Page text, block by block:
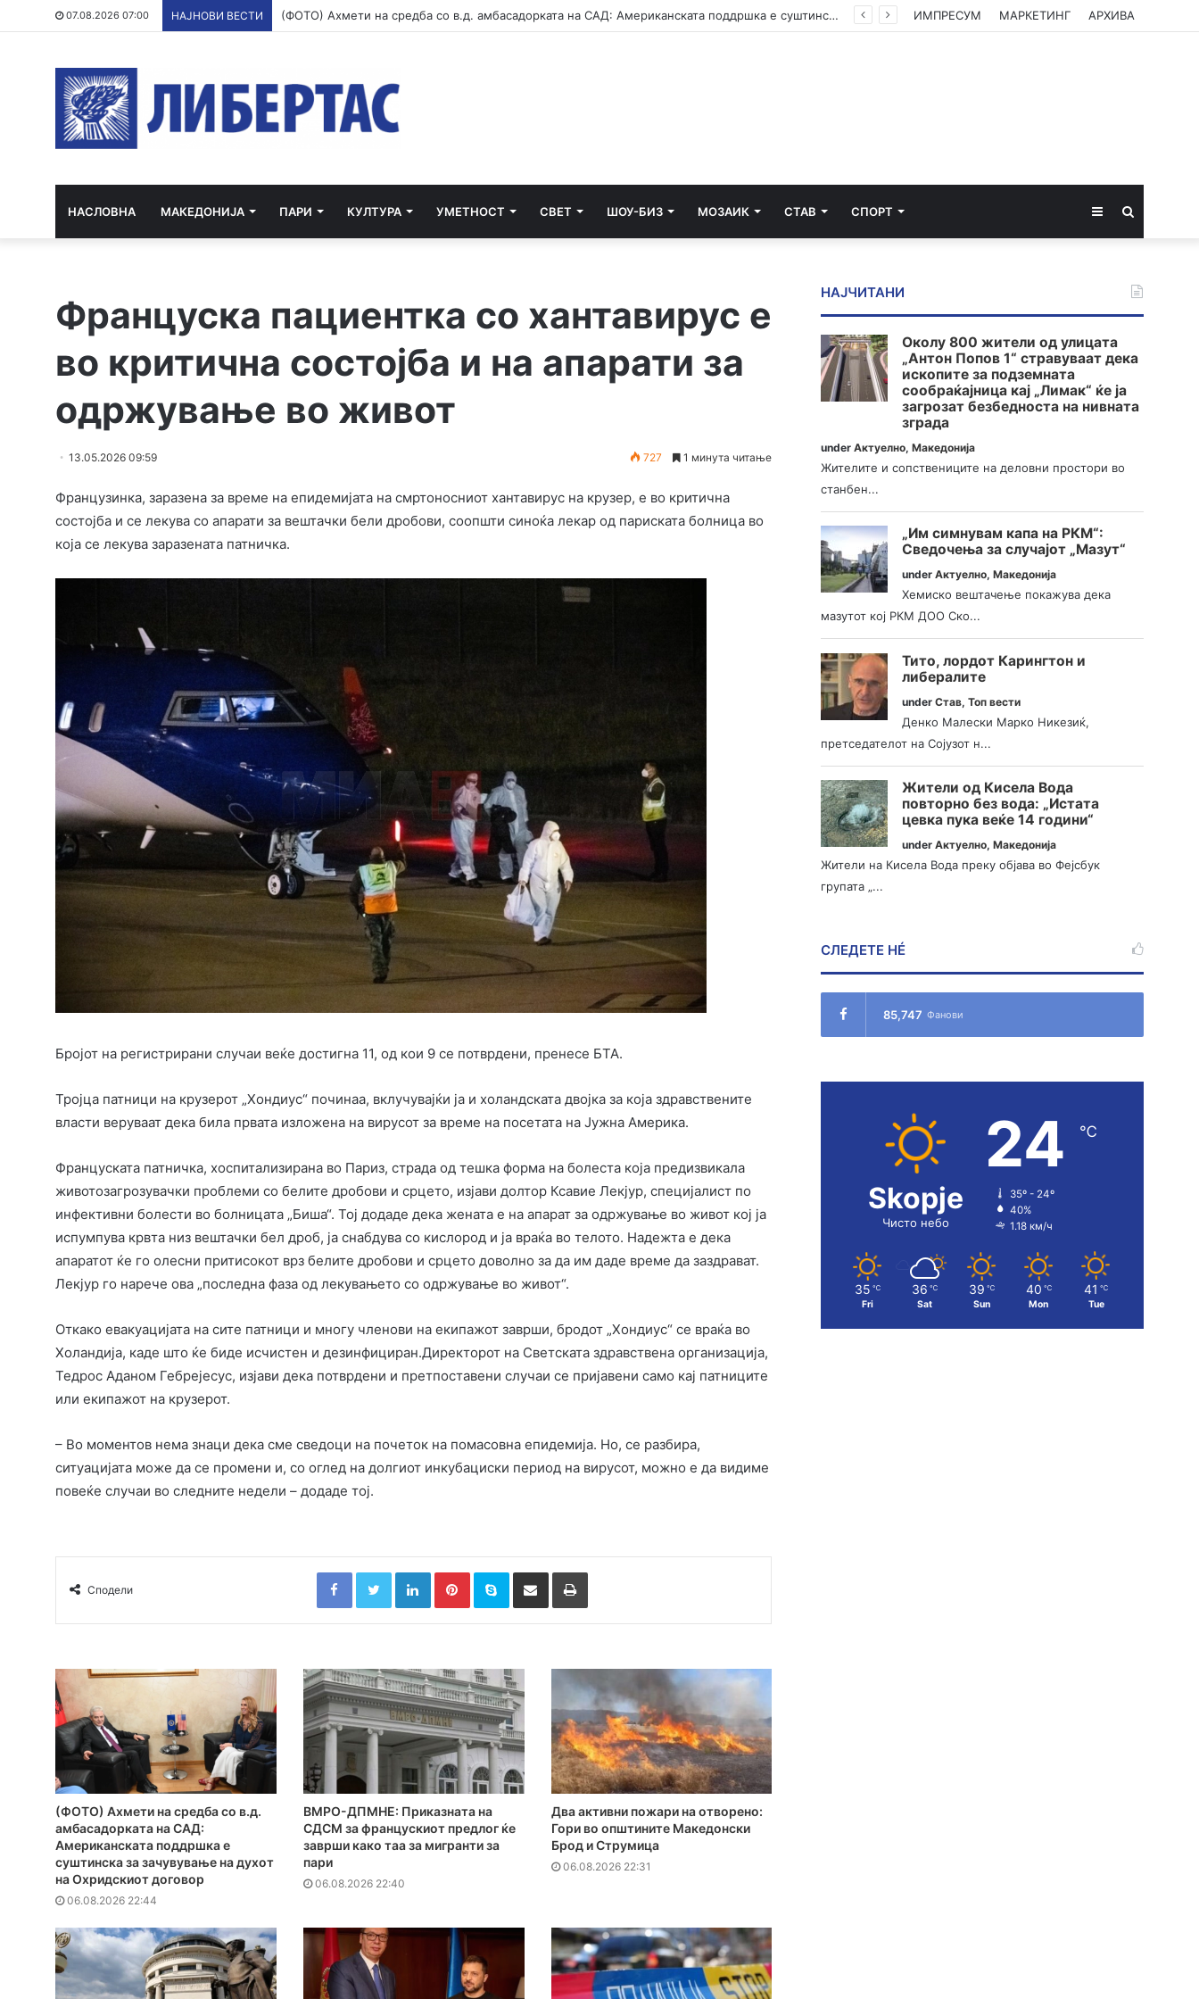
07.08.2026 07:00 НАЈНОВИ ВЕСТИ (ФОТО) Ахмети на средба со в.д. амбасадорката на САД: Американската поддршка е суштинска за зачувување на духот на Охридскиот договор ИМПРЕСУМ МАРКЕТИНГ АРХИВА
НАСЛОВНА МАКЕДОНИЈА ПАРИ КУЛТУРА УМЕТНОСТ СВЕТ ШОУ-БИЗ МОЗАИК СТАВ СПОРТ Sidebar
Француска пациентка со хантавирус e
во критична состојба и на апарати за
одржување во живот
13.05.2026 09:59 727 1 минута читање
Французинка, заразена за време на епидемијата на смртоносниот хантавирус на крузер, е во критична
состојба и се лекува со апарати за вештачки бели дробови, соопшти синоќа лекар од париската болница во
која се лекува заразената патничка.
Бројот на регистрирани случаи веќе достигна 11, од кои 9 се потврдени, пренесе БТА.
Тројца патници на крузерот „Хондиус“ починаа, вклучувајќи ја и холандската двојка за која здравствените
власти веруваат дека била првата изложена на вирусот за време на посетата на Јужна Америка.
Француската патничка, хоспитализирана во Париз, страда од тешка форма на болеста која предизвикала
животозагрозувачки проблеми со белите дробови и срцето, изјави долтор Ксавие Лекјур, специјалист по
инфективни болести во болницата „Биша“. Тој додаде дека жената е на апарат за одржување во живот кој ја
испумпува крвта низ вештачки бел дроб, ја снабдува со кислород и ја враќа во телото. Надежта е дека
апаратот ќе го олесни притисокот врз белите дробови и срцето доволно за да им даде време да заздрават.
Лекјур го нарече ова „последна фаза од лекувањето со одржување во живот“.
Откако евакуацијата на сите патници и многу членови на екипажот заврши, бродот „Хондиус“ се враќа во
Холандија, каде што ќе биде исчистен и дезинфициран.Директорот на Светската здравствена организација,
Тедрос Аданом Гебрејесус, изјави дека потврдени и претпоставени случаи се пријавени само кај патниците
или екипажот на крузерот.
– Во моментов нема знаци дека сме сведоци на почеток на помасовна епидемија. Но, се разбира,
ситуацијата може да се промени и, со оглед на долгиот инкубациски период на вирусот, можно е да видиме
повеќе случаи во следните недели – додаде тој.
Сподели
FacebookTwitterLinkedInPinterestSkype Сподели преку Е-маил Испринтај
(ФОТО) Ахмети на средба со в.д.
амбасадорката на САД:
Американската поддршка е
суштинска за зачувување на духот
на Охридскиот договор
06.08.2026 22:44
ВМРО-ДПМНЕ: Приказната на
СДСМ за францускиот предлог ќе
заврши како таа за мигранти за
пари
06.08.2026 22:40
Два активни пожари на отворено:
Гори во општините Македонски
Брод и Струмица
06.08.2026 22:31
НАЈЧИТАНИ
Околу 800 жители од улицата
„Антон Попов 1“ стравуваат дека
ископите за подземната
сообраќајница кај „Лимак“ ќе ја
загрозат безбедноста на нивната
зграда
underАктуелно,Македонија
Жителите и сопствениците на деловни простори во
станбен...
„Им симнувам капа на РКМ“:
Сведочења за случајот „Мазут“
underАктуелно,Македонија
Хемиско вештачење покажува дека
мазутот кој РКМ ДОО Ско...
Тито, лордот Карингтон и
либералите
underСтав,Топ вести
Денко Малески Марко Никезиќ,
претседателот на Сојузот н...
Жители од Кисела Вода
повторно без вода: „Истата
цевка пука веќе 14 години“
underАктуелно,Македонија
Жители на Кисела Вода преку објава во Фејсбук
групата „...
СЛЕДЕТЕ НÉ
85,747 Фанови
Skopje
Чисто небо
24 ℃
35º - 24º
40%
1.18 км/ч
35 ℃
Fri
36 ℃
Sat
39 ℃
Sun
40 ℃
Mon
41 ℃
Tue